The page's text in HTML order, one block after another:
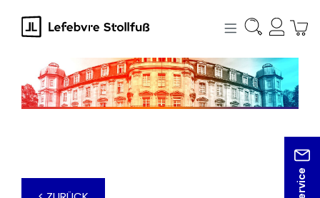
springen